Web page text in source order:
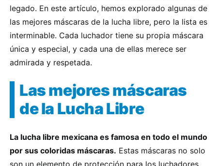
legado. En este artículo, hemos explorado algunas de
las mejores máscaras de la lucha libre, pero la lista es
interminable. Cada luchador tiene su propia máscara
única y especial, y cada una de ellas merece ser
admirada y respetada.
Las mejores máscaras
de la Lucha Libre
La lucha libre mexicana es famosa en todo el mundo
por sus coloridas máscaras. Estas máscaras no solo
son un elemento de protección para los luchadores,